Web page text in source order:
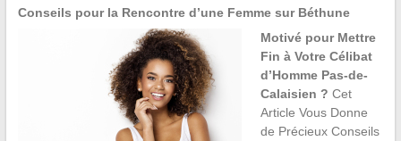
Conseils pour la Rencontre d’une Femme sur Béthune
Motivé pour Mettre
Fin à Votre Célibat
d’Homme Pas-de-
Calaisien ? Cet
Article Vous Donne
de Précieux Conseils